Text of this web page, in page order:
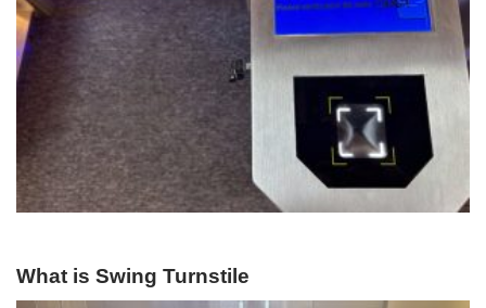
What is Swing Turnstile